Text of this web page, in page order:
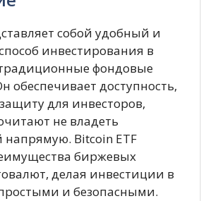
собой удобный и
инвестирования в
фондовые
обеспечивает доступность,
для инвесторов,
не владеть
Bitcoin ETF
биржевых
делая инвестиции в
и безопасными.